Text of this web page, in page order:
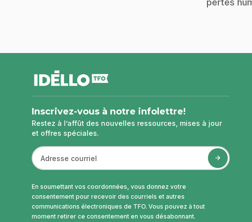
pertes
pageInscrivez-vous à notre infolettre!
Restez à l’affût des nouvelles ressources, mises à jour
et offres spéciales.
En soumettant vos coordonnées, vous donnez votre
consentement pour recevoir des courriels et autres
communications électroniques de TFO. Vous pouvez à tout
moment retirer ce consentement en vous désabonnant.